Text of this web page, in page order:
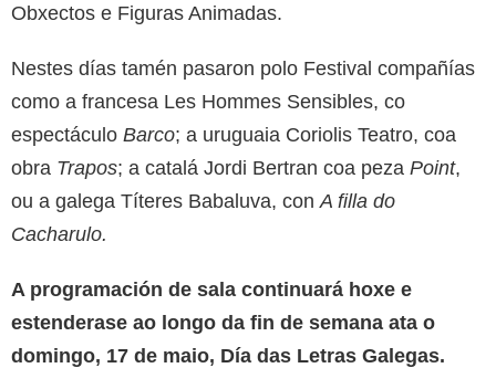
Obxectos e Figuras Animadas.
Nestes días tamén pasaron polo Festival compañías
como a francesa Les Hommes Sensibles, co
espectáculo Barco; a uruguaia Coriolis Teatro, coa
obra Trapos; a catalá Jordi Bertran coa peza Point,
ou a galega Títeres Babaluva, con A filla do
Cacharulo.
A programación de sala continuará hoxe e
estenderase ao longo da fin de semana ata o
domingo, 17 de maio, Día das Letras Galegas.